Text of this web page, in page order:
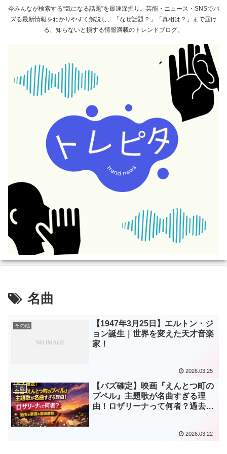
今みんなが検索する“気になる話題”を最速深掘り。芸能・ニュース・SNSでバ
ズる最新情報をわかりやすく解説し、「なぜ話題？」「真相は？」まで届け
る、知らないと損する情報満載のトレンドブログ。
名曲
その他
【1947年3月25日】エルトン・ジ
ョン誕生｜世界を変えた天才音楽
家！
2026.03.25
芸能
【バズ確定】映画『えんとつ町の
プペル』主題歌が名曲すぎる理
由！ロザリーナって何者？過去の
2026.03.22